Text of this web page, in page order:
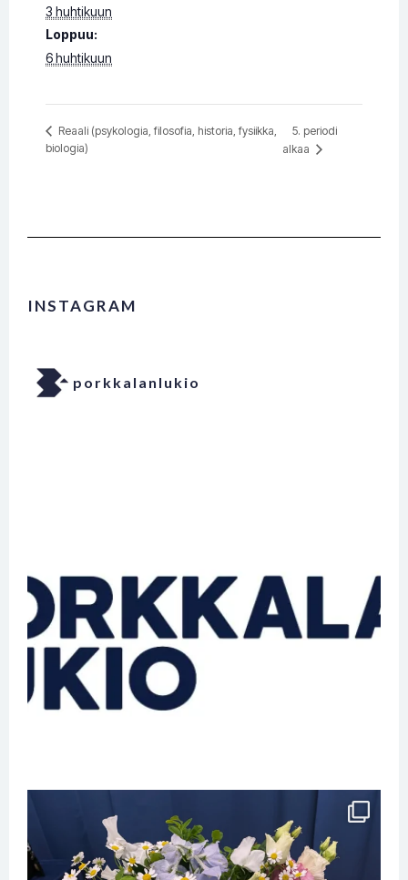
3 huhtikuun
Loppuu:
6 huhtikuun
Reaali (psykologia, filosofia, historia, fysiikka,
biologia)
5. periodi
alkaa
INSTAGRAM
porkkalanlukio